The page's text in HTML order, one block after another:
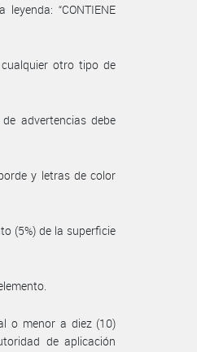
“CONTIENE
otro tipo de
advertencias debe
y letras de color
(5%) de la superficie
o menor a diez (10)
de aplicación